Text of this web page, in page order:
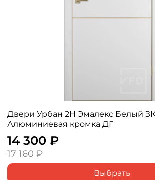
Двери Урбан 2H Эмалекс Белый
Алюминиевая кромка ДГ
14 300 ₽
17 160 ₽
Выбрать